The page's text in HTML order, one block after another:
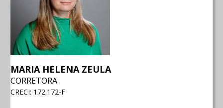
MARIA HELENA ZEULA
CORRETORA
CRECI: 172.172-F